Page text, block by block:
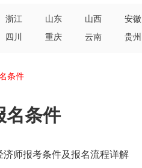
浙江 山东 山西 安徽
四川 重庆 云南 贵州
条件
名条件
济师报考条件及报名流程详解